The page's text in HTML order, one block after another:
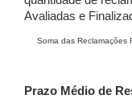
Avaliadas e
Soma das Reclamações
Prazo Médio de